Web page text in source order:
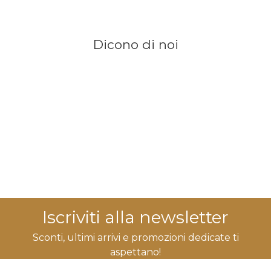
Dicono di noi
Iscriviti alla newsletter
Sconti, ultimi arrivi e promozioni dedicate ti
aspettano!